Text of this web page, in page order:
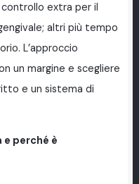
extra per il
altri più tempo
L’approccio
un margine e scegliere
e un sistema di
e perché è